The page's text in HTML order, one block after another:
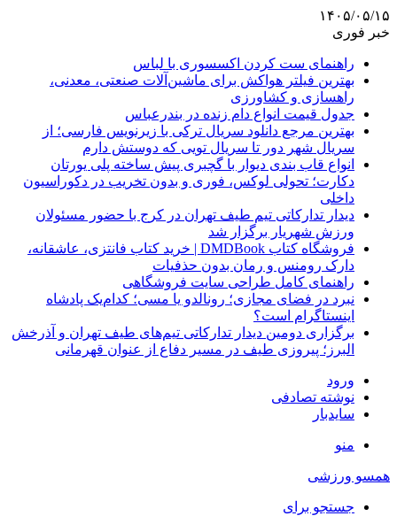
۱۴۰۵/۰۵/۱۵
خبر فوری
راهنمای ست کردن اکسسوری با لباس
بهترین فیلتر هواکش برای ماشین‌آلات صنعتی، معدنی،
راهسازی و کشاورزی
جدول قیمت انواع دام زنده در بندرعباس
بهترین مرجع دانلود سریال ترکی با زیرنویس فارسی؛ از
سریال شهر دور تا سریال تویی که دوستش دارم
انواع قاب بندی دیوار با گچبری پیش ساخته پلی یورتان
دکارت؛ تحولی لوکس، فوری و بدون تخریب در دکوراسیون
داخلی
دیدار تدارکاتی تیم طیف تهران در کرج با حضور مسئولان
ورزش شهریار برگزار شد
فروشگاه کتاب DMDBook | خرید کتاب فانتزی، عاشقانه،
دارک رومنس و رمان بدون حذفیات
راهنمای کامل طراحی سایت فروشگاهی
نبرد در فضای مجازی؛ رونالدو یا مسی؛ کدام‌یک پادشاه
اینستاگرام است؟
برگزاری دومین دیدار تدارکاتی تیم‌های طیف تهران و آذرخش
البرز؛ پیروزی طیف در مسیر دفاع از عنوان قهرمانی
ورود
نوشته تصادفی
سایدبار
منو
همسو ورزشی
جستجو برای